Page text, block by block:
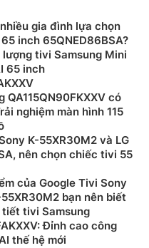
gia đình lựa chọn
inch 65QNED86BSA?
tivi Samsung Mini
65 inch
QA115QN90FKXXV có
nghiệm màn hình 115
K-55XR30M2 và LG
nên chọn chiếc tivi 55
của Google Tivi Sony
bạn nên biết
tivi Samsung
Đỉnh cao công
thế hệ mới